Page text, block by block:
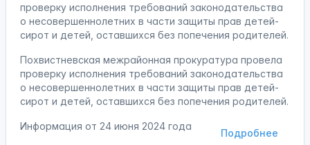
проверку исполнения требований законодательства
о несовершеннолетних в части защиты прав детей-
сирот и детей, оставшихся без попечения родителей.
Похвистневская межрайонная прокуратура провела
проверку исполнения требований законодательства
о несовершеннолетних в части защиты прав детей-
сирот и детей, оставшихся без попечения родителей.
Подробнее
Информация от 24 июня 2024 года